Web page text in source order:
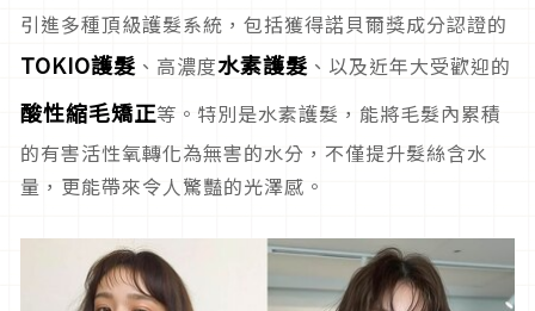
引進多種頂級護髮系統，包括獲得諾貝爾獎成分認證的
TOKIO護髮 、高濃度水素護髮 、以及近年大受歡迎的
酸性縮毛矯正等。特別是水素護髮，能將毛髮內累積
的有害活性氧轉化為無害的水分，不僅提升髮絲含水
量，更能帶來令人驚豔的光澤感。